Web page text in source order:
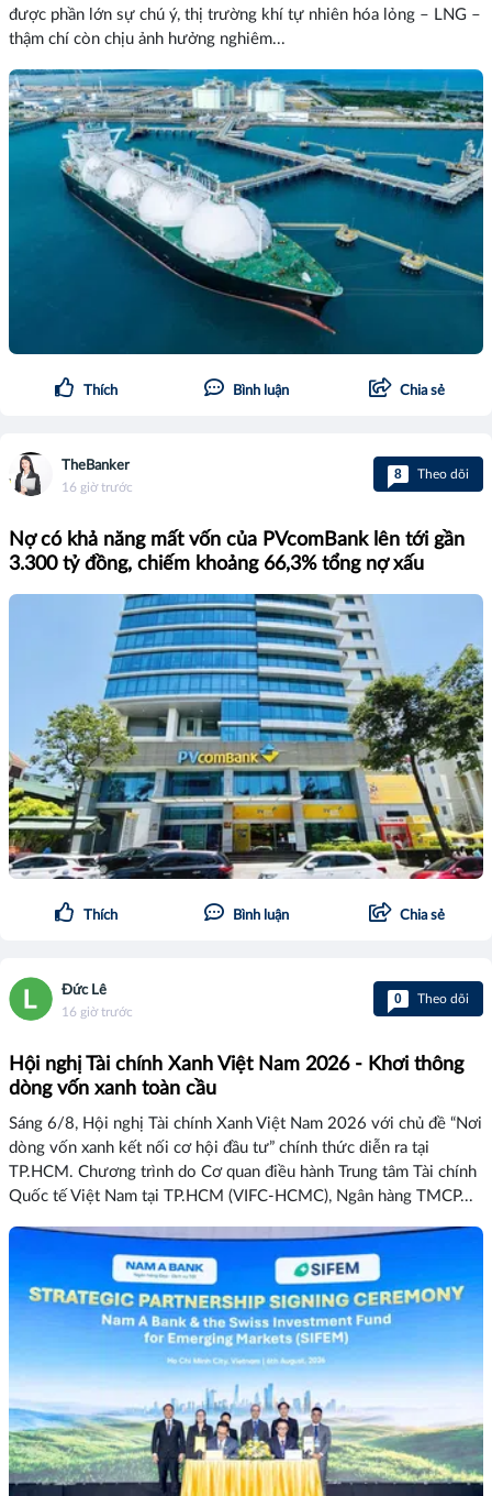
được phần lớn sự chú ý, thị trường khí tự nhiên hóa lỏng – LNG –
thậm chí còn chịu ảnh hưởng nghiêm...
Thích Bình luận Chia sẻ
TheBanker
16 giờ trước
8 Theo dõi
Nợ có khả năng mất vốn của PVcomBank lên tới gần
3.300 tỷ đồng, chiếm khoảng 66,3% tổng nợ xấu
Thích Bình luận Chia sẻ
Đức Lê
16 giờ trước
0 Theo dõi
Hội nghị Tài chính Xanh Việt Nam 2026 - Khơi thông
dòng vốn xanh toàn cầu
Sáng 6/8, Hội nghị Tài chính Xanh Việt Nam 2026 với chủ đề “Nơi
dòng vốn xanh kết nối cơ hội đầu tư” chính thức diễn ra tại
TP.HCM. Chương trình do Cơ quan điều hành Trung tâm Tài chính
Quốc tế Việt Nam tại TP.HCM (VIFC-HCMC), Ngân hàng TMCP...